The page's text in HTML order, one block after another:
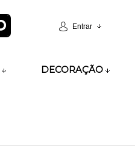
Entrar
DECORAÇÃO